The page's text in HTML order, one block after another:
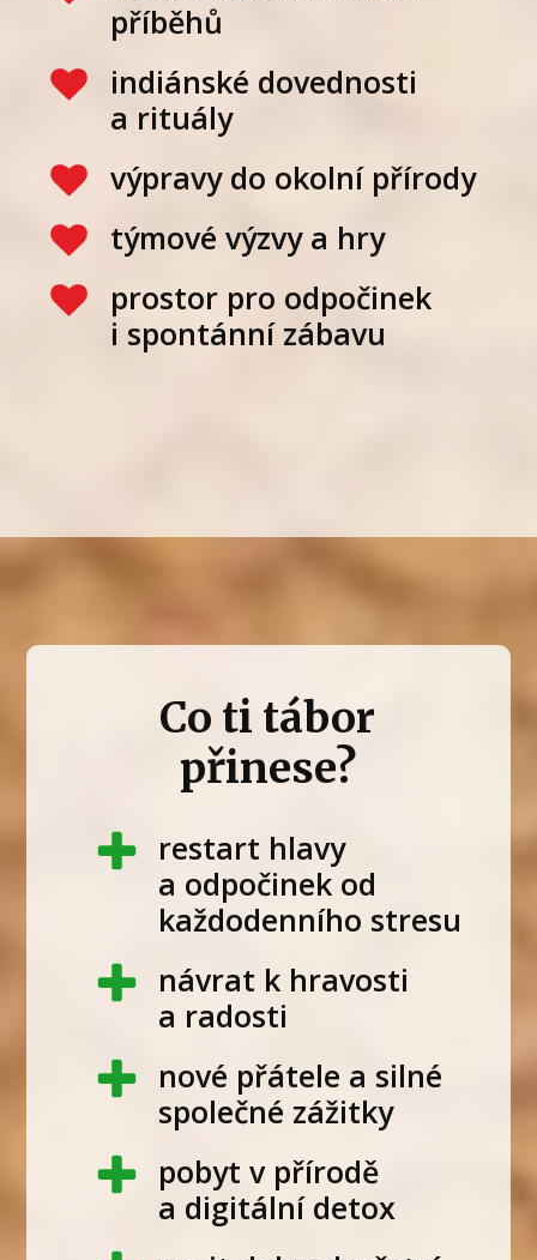
příběhů
indiánské dovednosti
a rituály
výpravy do okolní přírody
týmové výzvy a hry
prostor pro odpočinek
i spontánní zábavu
Co ti tábor
přinese?
restart hlavy
a odpočinek od
každodenního stresu
návrat k hravosti
a radosti
nové přátele a silné
společné zážitky
pobyt v přírodě
a digitální detox